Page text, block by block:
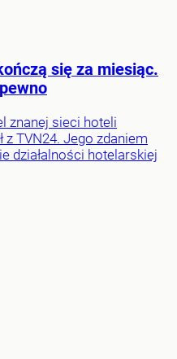
się za miesiąc.
znanej sieci hoteli
z TVN24. Jego zdaniem
działalności hotelarskiej